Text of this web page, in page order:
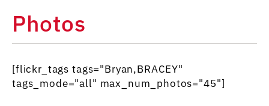
Photos
[flickr_tags tags="Bryan,BRACEY"
tags_mode="all" max_num_photos="45"]